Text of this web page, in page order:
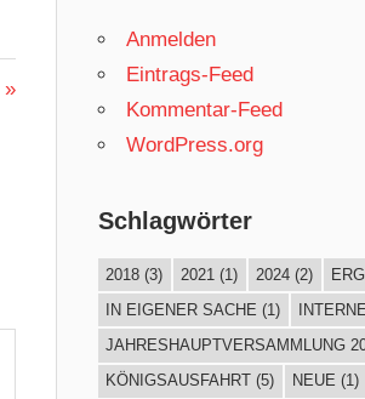
Anmelden
Eintrags-Feed
Kommentar-Feed
WordPress.org
Schlagwörter
2018 (3) 2021 (1) 2024 (2)
IN EIGENER SACHE (1)
JAHRESHAUPTVERSAMMLUNG
KÖNIGSAUSFAHRT (5) NEUE (1)